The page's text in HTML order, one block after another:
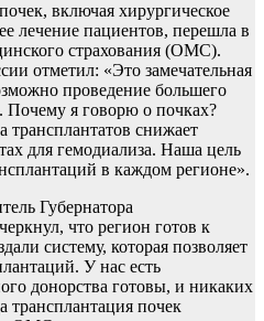
включая хирургическое
лечение пациентов, перешла в
страхования (ОМС).
отметил: «Это замечательная
проведение большего
Почему я говорю о почках?
трансплантатов снижает
для гемодиализа. Наша цель
в каждом регионе».
Губернатора
что регион готов к
систему, которая позволяет
У нас есть
донорства готовы, и никаких
трансплантация почек